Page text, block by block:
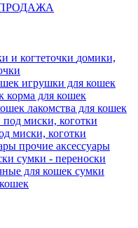
домики,
игрушки для кошек
корма для кошек
лакомства для кошек
миски, коготки
прочие аксессуары
сумки - переноски
сумки